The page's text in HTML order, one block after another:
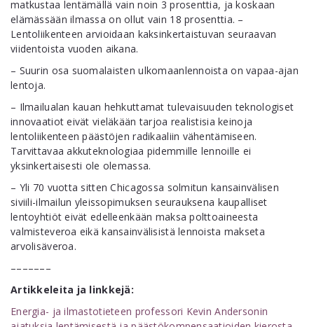
matkustaa lentämällä vain noin 3 prosenttia, ja koskaan
elämässään ilmassa on ollut vain 18 prosenttia. –
Lentoliikenteen arvioidaan kaksinkertaistuvan seuraavan
viidentoista vuoden aikana.
– Suurin osa suomalaisten ulkomaanlennoista on vapaa-ajan
lentoja.
– Ilmailualan kauan hehkuttamat tulevaisuuden teknologiset
innovaatiot eivät vieläkään tarjoa realistisia keinoja
lentoliikenteen päästöjen radikaaliin vähentämiseen.
Tarvittavaa akkuteknologiaa pidemmille lennoille ei
yksinkertaisesti ole olemassa.
– Yli 70 vuotta sitten Chicagossa solmitun kansainvälisen
siviili-ilmailun yleissopimuksen seurauksena kaupalliset
lentoyhtiöt eivät edelleenkään maksa polttoaineesta
valmisteveroa eikä kansainvälisistä lennoista makseta
arvolisäveroa.
–––––––
Artikkeleita ja linkkejä:
Energia- ja ilmastotieteen professori Kevin Andersonin